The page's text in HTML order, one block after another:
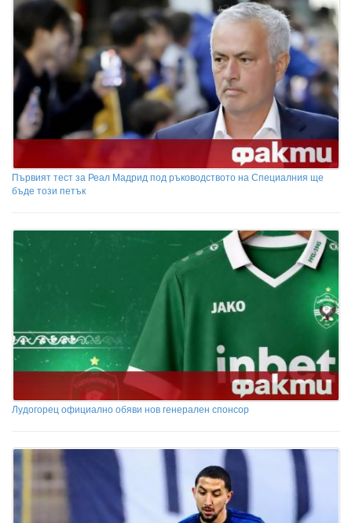
Първият тест за Реал Мадрид под ръководството на Специалния ще
бъде този петък
Лудогорец официално обяви нов генерален спонсор